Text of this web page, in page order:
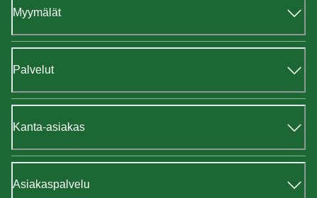
Myymälät
Palvelut
Kanta-asiakas
Asiakaspalvelu